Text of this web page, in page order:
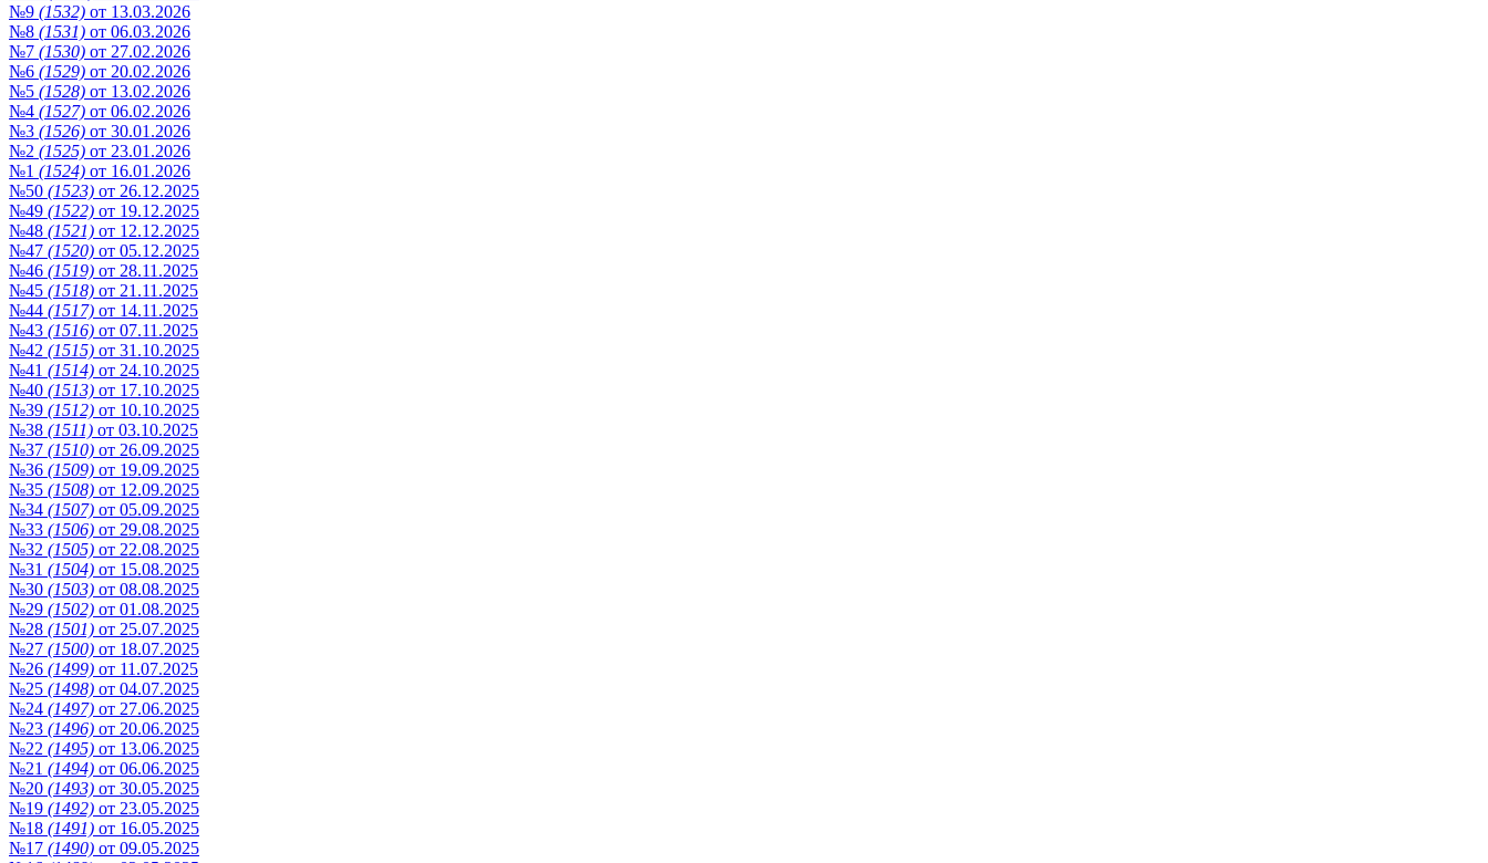
№9 (1532) от 13.03.2026
№8 (1531) от 06.03.2026
№7 (1530) от 27.02.2026
№6 (1529) от 20.02.2026
№5 (1528) от 13.02.2026
№4 (1527) от 06.02.2026
№3 (1526) от 30.01.2026
№2 (1525) от 23.01.2026
№1 (1524) от 16.01.2026
№50 (1523) от 26.12.2025
№49 (1522) от 19.12.2025
№48 (1521) от 12.12.2025
№47 (1520) от 05.12.2025
№46 (1519) от 28.11.2025
№45 (1518) от 21.11.2025
№44 (1517) от 14.11.2025
№43 (1516) от 07.11.2025
№42 (1515) от 31.10.2025
№41 (1514) от 24.10.2025
№40 (1513) от 17.10.2025
№39 (1512) от 10.10.2025
№38 (1511) от 03.10.2025
№37 (1510) от 26.09.2025
№36 (1509) от 19.09.2025
№35 (1508) от 12.09.2025
№34 (1507) от 05.09.2025
№33 (1506) от 29.08.2025
№32 (1505) от 22.08.2025
№31 (1504) от 15.08.2025
№30 (1503) от 08.08.2025
№29 (1502) от 01.08.2025
№28 (1501) от 25.07.2025
№27 (1500) от 18.07.2025
№26 (1499) от 11.07.2025
№25 (1498) от 04.07.2025
№24 (1497) от 27.06.2025
№23 (1496) от 20.06.2025
№22 (1495) от 13.06.2025
№21 (1494) от 06.06.2025
№20 (1493) от 30.05.2025
№19 (1492) от 23.05.2025
№18 (1491) от 16.05.2025
№17 (1490) от 09.05.2025